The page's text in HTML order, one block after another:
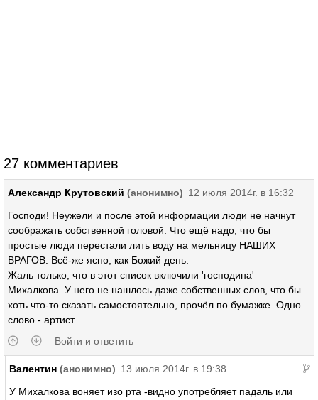
27 комментариев
Александр Крутовский (анонимно) 12 июля 2014г. в 16:32
Господи! Неужели и после этой информации люди не начнут
соображать собственной головой. Что ещё надо, что бы
простые люди перестали лить воду на мельницу НАШИХ
ВРАГОВ. Всё-же ясно, как Божий день.
Жаль только, что в этот список включили 'господина'
Михалкова. У него не нашлось даже собственных слов, что бы
хоть что-то сказать самостоятельно, прочёл по бумажке. Одно
слово - артист.
Войти и ответить
Валентин (анонимно) 13 июля 2014г. в 19:38
У Михалкова воняет изо рта -видно употребляет падаль или